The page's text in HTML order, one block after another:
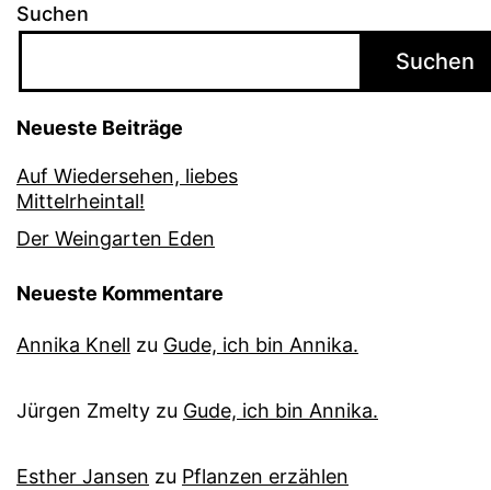
Suchen
Suchen
Neueste Beiträge
Auf Wiedersehen, liebes
Mittelrheintal!
Der Weingarten Eden
Neueste Kommentare
Annika Knell zu Gude, ich bin Annika.
Jürgen Zmelty zu Gude, ich bin Annika.
Esther Jansen zu Pflanzen erzählen